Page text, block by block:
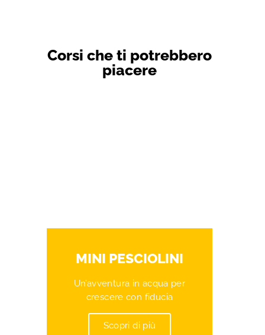
Corsi che ti potrebbero
piacere
MINI PESCIOLINI
Un’avventura in acqua per
crescere con fiducia
Scopri di più